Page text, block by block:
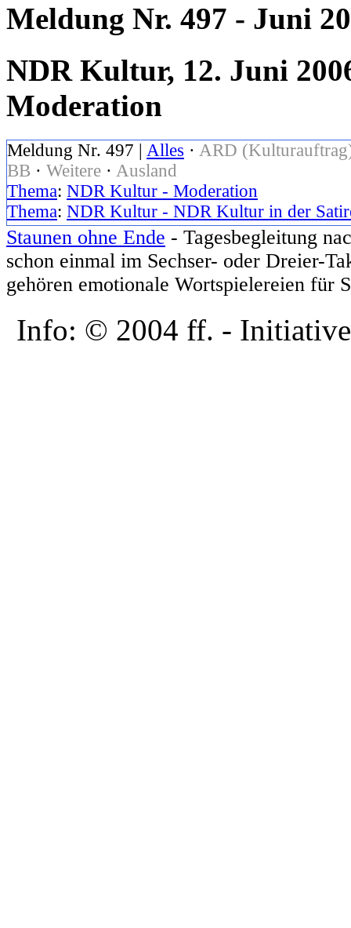
Meldung Nr. 497 - Juni
NDR Kultur, 12. Juni
Moderation
Meldung Nr. 497 | Alles · ARD
BB · Weitere · Ausland
Thema: NDR Kultur - Moderation
Thema: NDR Kultur - NDR Kultur in der
Staunen ohne Ende - Tagesbegleitung
schon einmal im Sechser- oder Dreier-
gehören emotionale Wortspielereien für
Info: © 2004 ff. -